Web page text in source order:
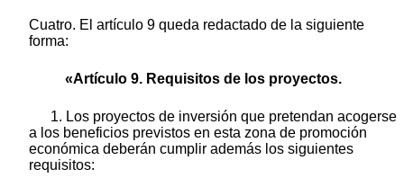
Cuatro. El artículo 9 queda redactado de la siguiente
forma:
«Artículo 9. Requisitos de los proyectos.
1. Los proyectos de inversión que pretendan acogerse
a los beneficios previstos en esta zona de promoción
económica deberán cumplir además los siguientes
requisitos: